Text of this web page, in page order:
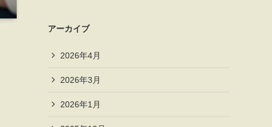
アーカイブ
2026年4月
2026年3月
2026年1月